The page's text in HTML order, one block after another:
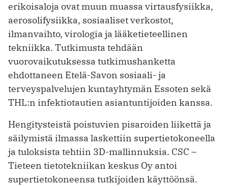
erikoisaloja ovat muun muassa virtausfysiikka,
aerosolifysiikka, sosiaaliset verkostot,
ilmanvaihto, virologia ja lääketieteellinen
tekniikka. Tutkimusta tehdään
vuorovaikutuksessa tutkimushanketta
ehdottaneen Etelä-Savon sosiaali- ja
terveyspalvelujen kuntayhtymän Essoten sekä
THL:n infektiotautien asiantuntijoiden kanssa.
Hengitysteistä poistuvien pisaroiden liikettä ja
säilymistä ilmassa laskettiin supertietokoneella
ja tuloksista tehtiin 3D-mallinnuksia. CSC –
Tieteen tietotekniikan keskus Oy antoi
supertietokoneensa tutkijoiden käyttöönsä.